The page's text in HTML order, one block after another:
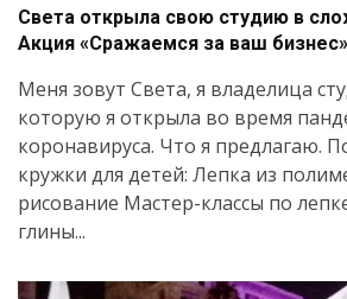
Света открыла свою студию в
Акция «Сражаемся за ваш бизнес»
Меня зовут Света, я владелица
которую я открыла во время
коронавируса. Что я предлагаю.
кружки для детей: Лепка из
рисование Мастер-классы по
глины...